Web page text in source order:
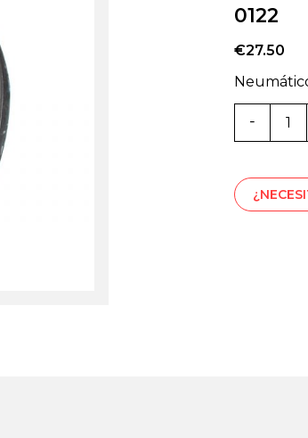
0122
€27.50
Cantidad
de
0122